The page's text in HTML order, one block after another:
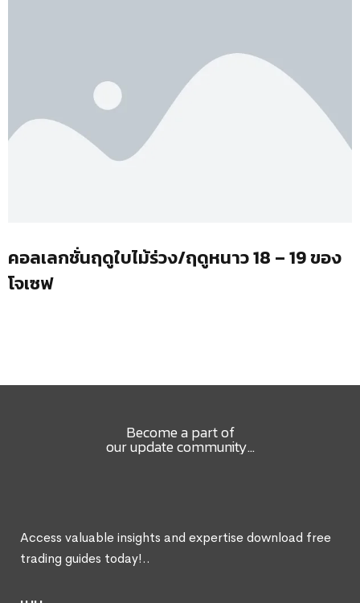
คอลเลกชั่นฤดูใบไม้ร่วง/ฤดูหนาว 18 – 19 ของ
โจเซฟ
Become a part of
our update community...
Access valuable insights and expertise download free
trading guides today!..